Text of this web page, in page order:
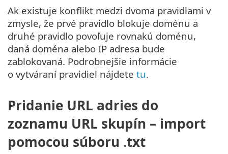
Ak existuje konflikt medzi dvoma pravidlami v
zmysle, že prvé pravidlo blokuje doménu a
druhé pravidlo povoľuje rovnakú doménu,
daná doména alebo IP adresa bude
zablokovaná. Podrobnejšie informácie
o vytváraní pravidiel nájdete tu.
Pridanie URL adries do
zoznamu URL skupín – import
pomocou súboru .txt